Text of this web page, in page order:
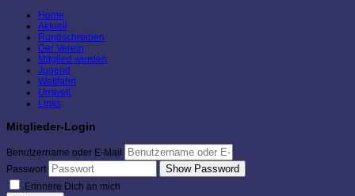
Home
Aktuell
Rundschreiben
Der Verein
Mitglied werden
Jugend
Wettfahrt
Umwelt
Links
Mitglieder-Login
Benutzername oder E-Mail
Passwort
Show Password
Erinnere Dich an mich